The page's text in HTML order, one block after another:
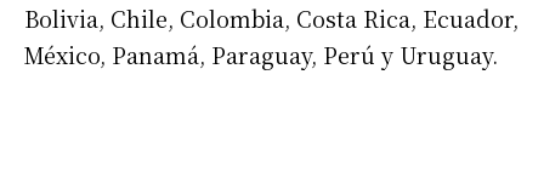
Bolivia, Chile, Colombia, Costa Rica, Ecuador,
México, Panamá, Paraguay, Perú y Uruguay.